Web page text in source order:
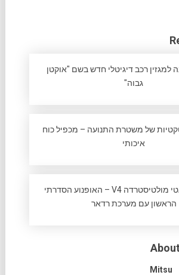
למגזין רכב דיגיטלי חדש בשם "אוקטן
גבוה"
של משטרת התנועה – מכפיל כוח
איכותי
חשיפה: דוקאטי מולטיסטרדה V4 – האופנוע הסדרתי
הראשון עם מערכת רדאר
Mitsu